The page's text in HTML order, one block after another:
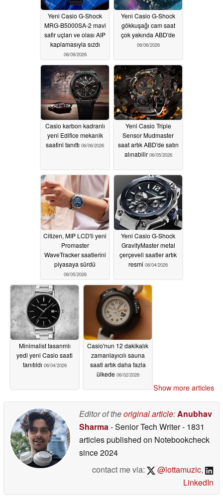
Yeni Casio G-Shock
MRG-B5000SA-2 mavi
safir uçları ve olası AIP
kaplamasıyla sızdı
06/09/2026
Yeni Casio G-Shock
gökkuşağı cam saat
çok yakında ABD'de
06/06/2026
Casio karbon kadranlı
yeni Edifice mekanik
saatini tanıttı 06/06/2026
Yeni Casio Triple
Sensor Mudmaster
saat artık ABD'de satın
alınabilir 06/05/2026
Citizen, MIP LCD'li yeni
Promaster
WaveTracker saatlerini
piyasaya sürdü
06/05/2026
Yeni Casio G-Shock
GravityMaster metal
çerçeveli saatler artık
resmi 06/04/2026
Minimalist tasarımlı
yedi yeni Casio saati
tanıtıldı 06/04/2026
Casio'nun 12 dakikalık
zamanlayıcılı sauna
saati artık daha fazla
ülkede 06/02/2026
Show more articles
Editor of theoriginal article:Anubhav
Sharma- Senior Tech Writer- 1831
articles published on Notebookcheck
since 2024
contact me via:
@lottamuzic,
LinkedIn